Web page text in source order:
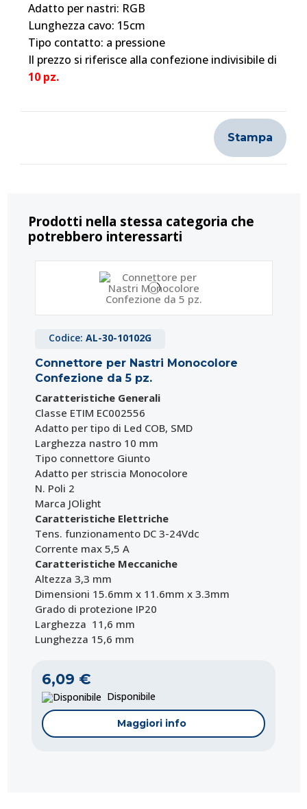
Adatto per nastri: RGB
Lunghezza cavo: 15cm
Tipo contatto: a pressione
Il prezzo si riferisce alla confezione indivisibile di
10 pz.
Stampa
Prodotti nella stessa categoria che
potrebbero interessarti
Codice: AL-30-10102G
Connettore per Nastri Monocolore
Confezione da 5 pz.
Caratteristiche Generali
Classe ETIM EC002556
Adatto per tipo di Led COB, SMD
Larghezza nastro 10 mm
Tipo connettore Giunto
Adatto per striscia Monocolore
N. Poli 2
Marca JOlight
Caratteristiche Elettriche
Tens. funzionamento DC 3-24Vdc
Corrente max 5,5 A
Caratteristiche Meccaniche
Altezza 3,3 mm
Dimensioni 15.6mm x 11.6mm x 3.3mm
Grado di protezione IP20
Larghezza 11,6 mm
Lunghezza 15,6 mm
6,09 €
Disponibile
Maggiori info